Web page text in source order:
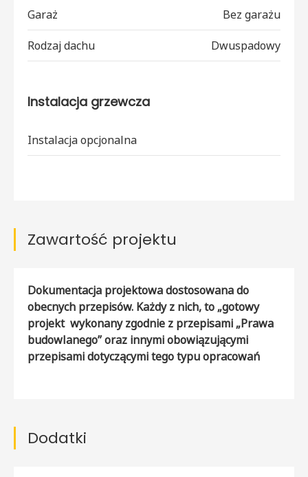
Garaż Bez garażu
Rodzaj dachu Dwuspadowy
Instalacja grzewcza
Instalacja opcjonalna
Zawartość projektu
Dokumentacja projektowa dostosowana do
obecnych przepisów. Każdy z nich, to „gotowy
projekt wykonany zgodnie z przepisami „Prawa
budowlanego” oraz innymi obowiązującymi
przepisami dotyczącymi tego typu opracowań
Dodatki